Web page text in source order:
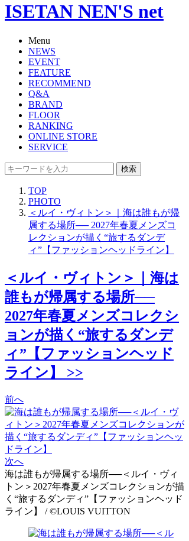
ISETAN NEN'S net
Menu
NEWS
EVENT
FEATURE
RECOMMEND
Q&A
BRAND
FLOOR
RANKING
ONLINE STORE
SERVICE
検索
TOP
PHOTO
＜ルイ・ヴィトン＞｜海は誰もが帰
属する場所── 2027年春夏メンズコ
レクションが描く“旅するダンデ
ィ”【ファッションヘッドライン】
＜ルイ・ヴィトン＞｜海は
誰もが帰属する場所──
2027年春夏メンズコレクシ
ョンが描く“旅するダンデ
ィ”【ファッションヘッド
ライン】 >>
前へ
次へ
海は誰もが帰属する場所──＜ルイ・ヴィ
トン＞2027年春夏メンズコレクションが描
く“旅するダンディ”【ファッションヘッド
ライン】 / ©LOUIS VUITTON